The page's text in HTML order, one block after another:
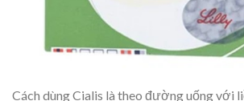
Cách dùng Cialis là theo đường uống với